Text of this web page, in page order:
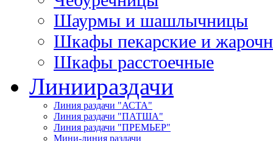
Шаурмы и шашлычницы
Шкафы пекарские и
Шкафы расстоечные
Линиираздачи
Линия раздачи "АСТА"
Линия раздачи "ПАТША"
Линия раздачи "ПРЕМЬЕР"
Мини-линия раздачи